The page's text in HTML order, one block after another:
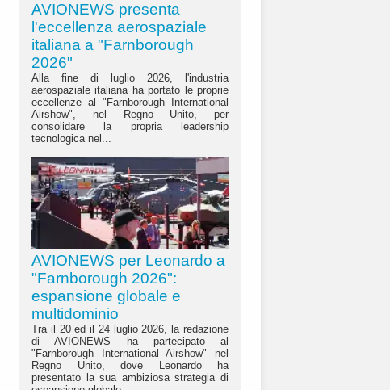
AVIONEWS presenta
l'eccellenza aerospaziale
italiana a "Farnborough
2026"
Alla fine di luglio 2026, l'industria
aerospaziale italiana ha portato le proprie
eccellenze al "Farnborough International
Airshow", nel Regno Unito, per
consolidare la propria leadership
tecnologica nel...
AVIONEWS per Leonardo a
"Farnborough 2026":
espansione globale e
multidominio
Tra il 20 ed il 24 luglio 2026, la redazione
di AVIONEWS ha partecipato al
"Farnborough International Airshow" nel
Regno Unito, dove Leonardo ha
presentato la sua ambiziosa strategia di